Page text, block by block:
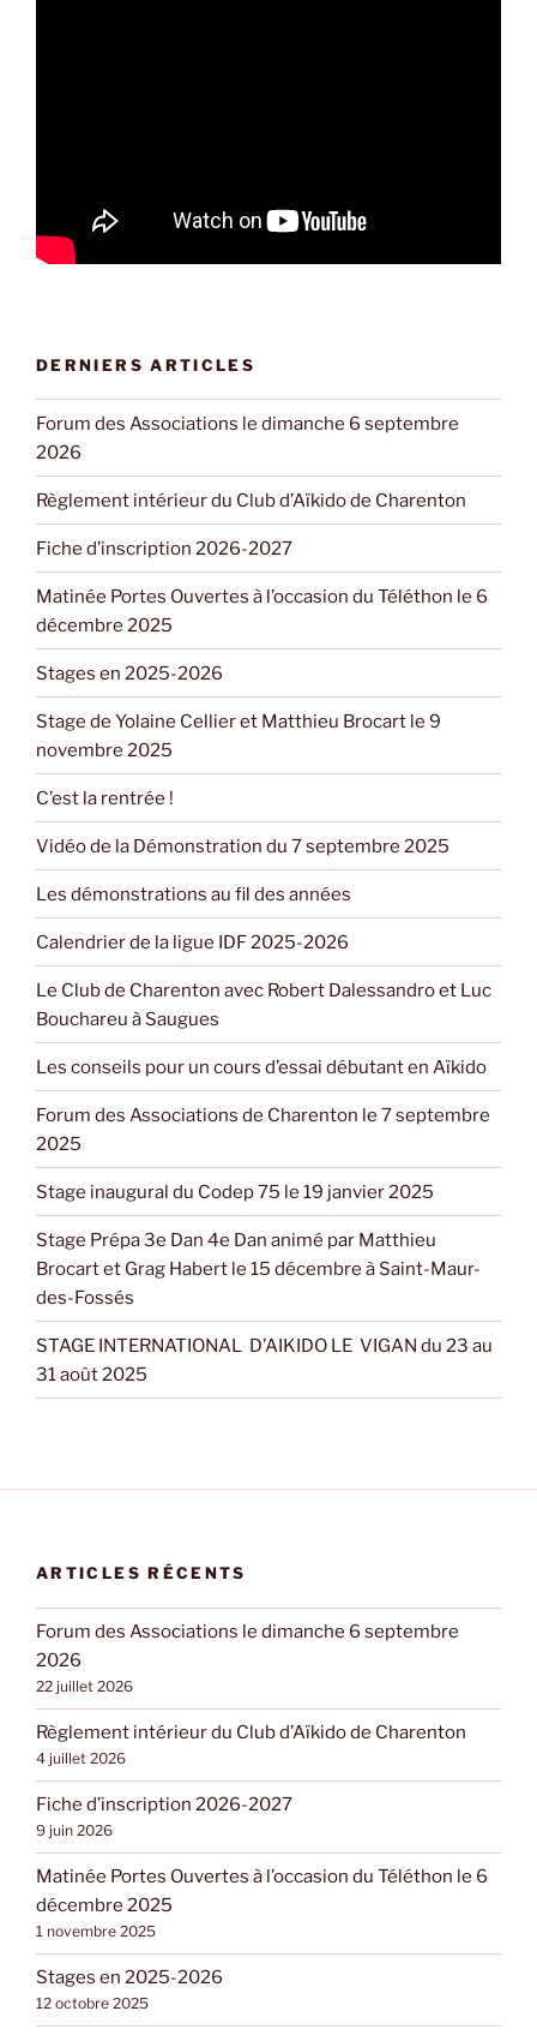
DERNIERS ARTICLES
Forum des Associations le dimanche 6 septembre
2026
Règlement intérieur du Club d’Aïkido de Charenton
Fiche d’inscription 2026-2027
Matinée Portes Ouvertes à l’occasion du Téléthon le 6
décembre 2025
Stages en 2025-2026
Stage de Yolaine Cellier et Matthieu Brocart le 9
novembre 2025
C’est la rentrée !
Vidéo de la Démonstration du 7 septembre 2025
Les démonstrations au fil des années
Calendrier de la ligue IDF 2025-2026
Le Club de Charenton avec Robert Dalessandro et Luc
Bouchareu à Saugues
Les conseils pour un cours d’essai débutant en Aïkido
Forum des Associations de Charenton le 7 septembre
2025
Stage inaugural du Codep 75 le 19 janvier 2025
Stage Prépa 3e Dan 4e Dan animé par Matthieu
Brocart et Grag Habert le 15 décembre à Saint-Maur-
des-Fossés
STAGE INTERNATIONAL D’AIKIDO LE VIGAN du 23 au
31 août 2025
ARTICLES RÉCENTS
Forum des Associations le dimanche 6 septembre
2026
22 juillet 2026
Règlement intérieur du Club d’Aïkido de Charenton
4 juillet 2026
Fiche d’inscription 2026-2027
9 juin 2026
Matinée Portes Ouvertes à l’occasion du Téléthon le 6
décembre 2025
1 novembre 2025
Stages en 2025-2026
12 octobre 2025